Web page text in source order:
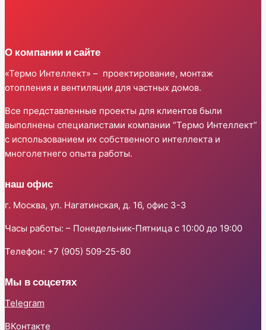
О компании и сайте
«Термо Интеллект» – проектирование, монтаж
отопления и вентиляции для частных домов.
Все представленные проекты для клиентов были
выполнены специалистами компании “Термо Интеллект”
с использованием их собственного интеллекта и
многолетнего опыта работы.
наш офис
г. Москва, ул. Нагатинская, д. 16, офис 3-3
Часы работы: – Понедельник-Пятница с 10:00 до 19:00
Телефон: +7 (905) 509-25-80
Мы в соцсетях
Telegram
ВКонтакте